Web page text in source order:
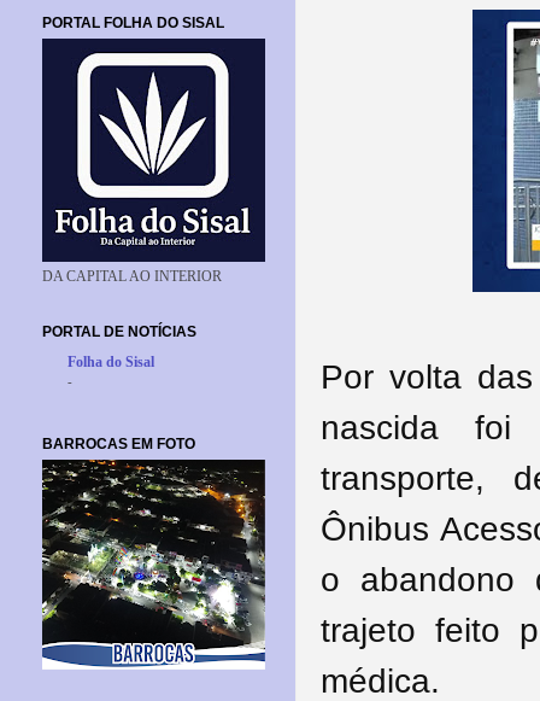
Por volta
nascida foi
transporte,
Ônibus
o abandono
trajeto feito
médica.
PORTAL FOLHA DO SISAL
DA CAPITAL AO INTERIOR
PORTAL DE NOTÍCIAS
Folha do Sisal
-
BARROCAS EM FOTO